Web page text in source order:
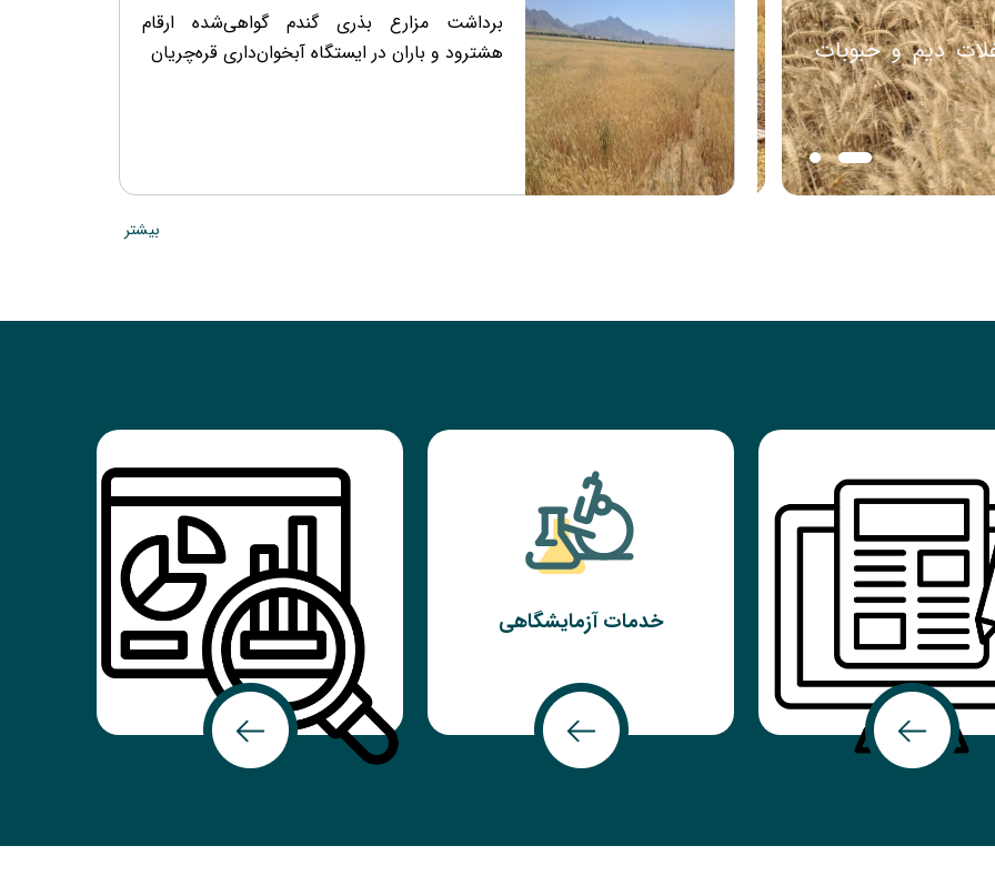
در پایگاه تحقیقات دیم
برداشت طرح‌های پژوهشی غلات آبی، غلات دیم و حبوبات
دیم در مرکز تحقیقاتی استان زنجان
برداشت مزارع بذری گندم گواهی‌شده ارقام
هشترود و باران در ایستگاه آبخوان‌داری قره‌چریان
پایان برداشت مزارع بذری غلات در ایستگاه
بیشتر
خدمات آزمایشگاهی